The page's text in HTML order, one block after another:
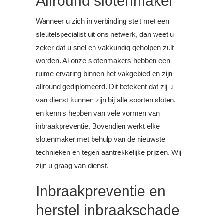
Wanneer u zich in verbinding stelt met een
sleutelspecialist uit ons netwerk, dan weet u
zeker dat u snel en vakkundig geholpen zult
worden. Al onze slotenmakers hebben een
ruime ervaring binnen het vakgebied en zijn
allround gediplomeerd. Dit betekent dat zij u
van dienst kunnen zijn bij alle soorten sloten,
en kennis hebben van vele vormen van
inbraakpreventie. Bovendien werkt elke
slotenmaker met behulp van de nieuwste
technieken en tegen aantrekkelijke prijzen. Wij
zijn u graag van dienst.
Inbraakpreventie en
herstel inbraakschade